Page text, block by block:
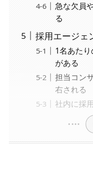
急な欠員
る
採用エージェ
1名あた
がある
担当コン
右される
社内に採